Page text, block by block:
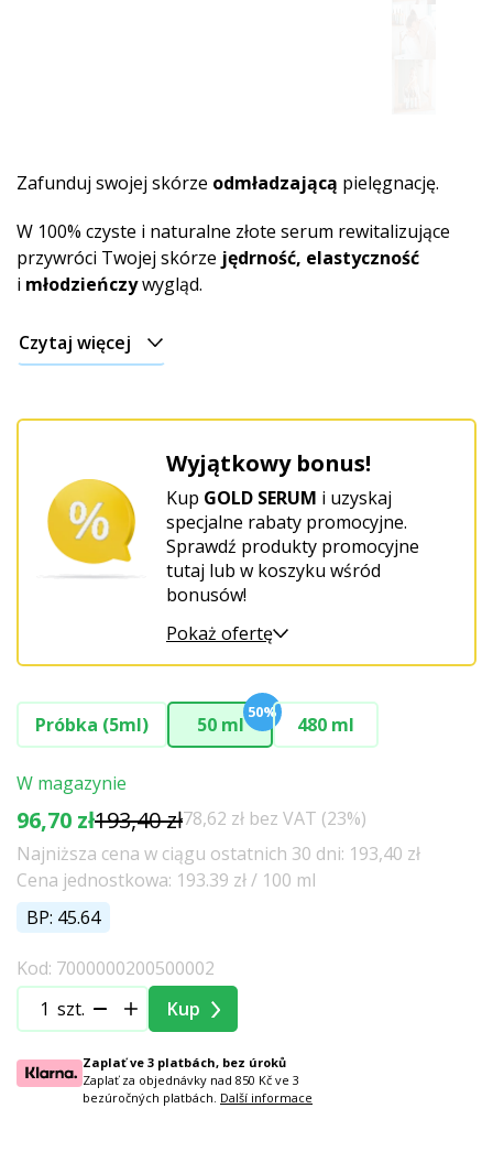
Zafunduj swojej skórze odmładzającą pielęgnację.
W 100% czyste i naturalne złote serum rewitalizujące
przywróci Twojej skórze jędrność, elastyczność
i młodzieńczywygląd.
Czytaj więcej
Wyjątkowy bonus!
Kup GOLD SERUM i uzyskaj
specjalne rabaty promocyjne.
Sprawdź produkty promocyjne
tutaj lub w koszyku wśród
bonusów!
Pokaż ofertę
Próbka (5ml) 50 ml
50%
480 ml
W magazynie
96,70 zł193,40 zł78,62 zł bez VAT (23%)
Najniższa cena w ciągu ostatnich 30 dni: 193,40 zł
Cena jednostkowa: 193.39 zł / 100 ml
BP: 45.64
Kod: 7000000200500002
szt.
Kup
Zaplať ve 3 platbách, bez úroků
Zaplať za objednávky nad 850 Kč ve 3
bezúročných platbách. Další informace